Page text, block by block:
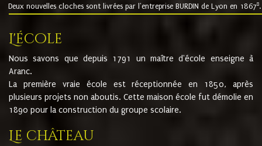
Deux nouvelles cloches sont livrées par l'entreprise BURDIN de Lyon en 18678.
L'école
Nous savons que depuis 1791 un maître d'école enseigne à
Aranc.
La première vraie école est réceptionnée en 1850, après
plusieurs projets non aboutis. Cette maison école fut démolie en
1890 pour la construction du groupe scolaire.
Le château